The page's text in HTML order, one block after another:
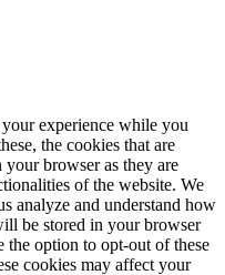
experience while you
the cookies that are
your browser as they are
of the website. We
analyze and understand how
be stored in your browser
the option to opt-out of these
cookies may affect your